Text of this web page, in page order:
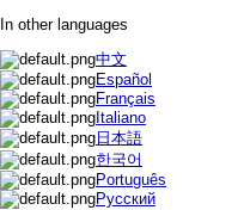
In other languages
中文
Español
Français
Italiano
日本語
한국어
Português
Русский